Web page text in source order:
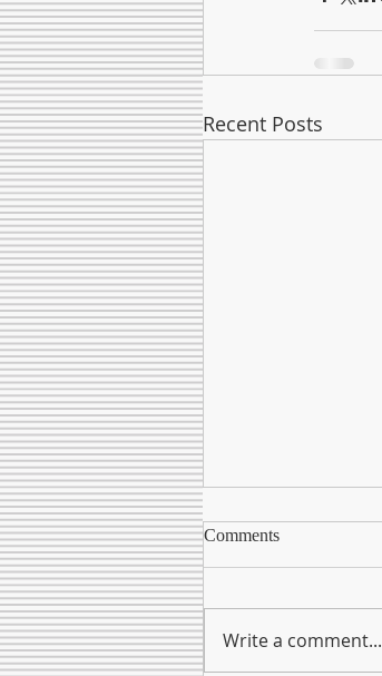
Recent Posts
Comments
Write a comment...